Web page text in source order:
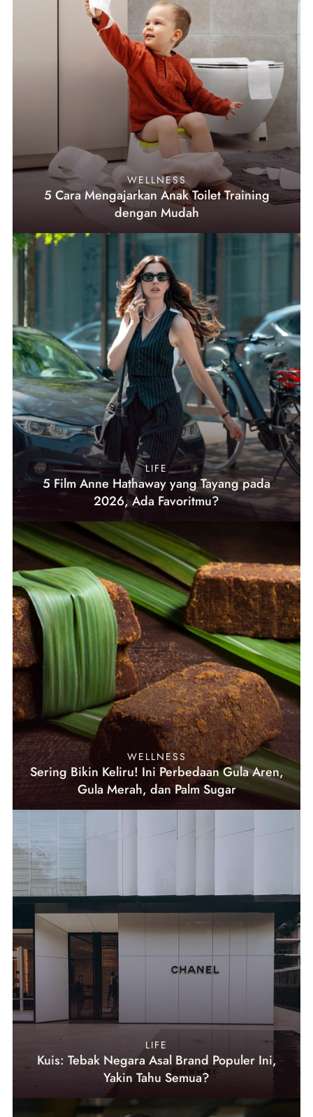
WELLNESS
5 Cara Mengajarkan Anak Toilet Training
dengan Mudah
LIFE
5 Film Anne Hathaway yang Tayang pada
2026, Ada Favoritmu?
WELLNESS
Sering Bikin Keliru! Ini Perbedaan Gula Aren,
Gula Merah, dan Palm Sugar
LIFE
Kuis: Tebak Negara Asal Brand Populer Ini,
Yakin Tahu Semua?